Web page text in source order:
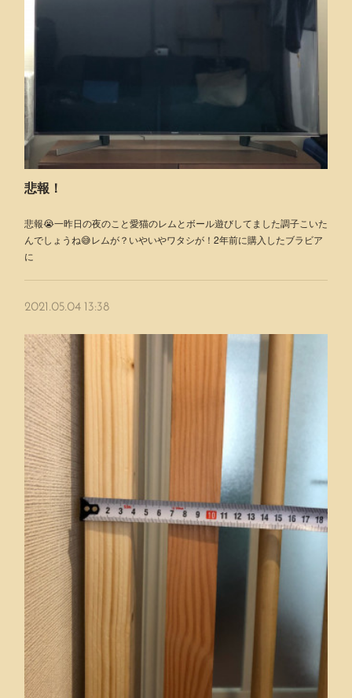
悲報！
悲報😭一昨日の夜のこと愛猫のレムとボール遊びしてました調子こいた
んでしょうね😅レムが？いやいやワタシが！2年前に購入したブラビア
に
2021.05.04 13:38